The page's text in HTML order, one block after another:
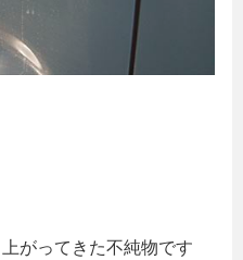
がってきた不純物です